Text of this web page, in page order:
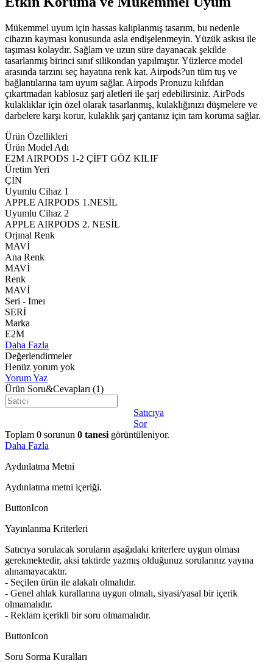
Mükemmel uyum için hassas kalıplanmış tasarım, bu nedenle
cihazın kayması konusunda asla endişelenmeyin. Yüzük askısı ile
taşıması kolaydır. Sağlam ve uzun süre dayanacak şekilde
tasarlanmış birinci sınıf silikondan yapılmıştır. Yüzlerce model
arasında tarzını seç hayatına renk kat. Airpods?un tüm tuş ve
bağlantılarına tam uyum sağlar. Airpods Pronuzu kılıfdan
çıkartmadan kablosuz şarj aletleri ile şarj edebilirsiniz. AirPods
kulaklıklar için özel olarak tasarlanmış, kulaklığınızı düşmelere ve
darbelere karşı korur, kulaklık şarj çantanız için tam koruma sağlar.
Ürün Özellikleri
Ürün Model Adı
E2M AIRPODS 1-2 ÇİFT GÖZ KILIF
Üretim Yeri
ÇİN
Uyumlu Cihaz 1
APPLE AIRPODS 1.NESİL
Uyumlu Cihaz 2
APPLE AIRPODS 2. NESİL
Orjınal Renk
MAVİ
Ana Renk
MAVİ
Renk
MAVİ
Seri - Imeı
SERİ
Marka
E2M
Daha Fazla
Değerlendirmeler
Henüz yorum yok
Yorum Yaz
Ürün Soru&Cevapları (1)
Satıcıya
Sor
Toplam 0 sorunun 0 tanesi görüntüleniyor.
Daha Fazla
Aydınlatma Metni
Aydınlatma metni içeriği.
ButtonIcon
Yayınlanma Kriterleri
Satıcıya sorulacak soruların aşağıdaki kriterlere uygun olması
gerekmektedir, aksi taktirde yazmış olduğunuz sorularınız yayına
alınamayacaktır.
- Seçilen ürün ile alakalı olmalıdır.
- Genel ahlak kurallarına uygun olmalı, siyasi/yasal bir içerik
olmamalıdır.
- Reklam içerikli bir soru olmamalıdır.
ButtonIcon
Soru Sorma Kuralları